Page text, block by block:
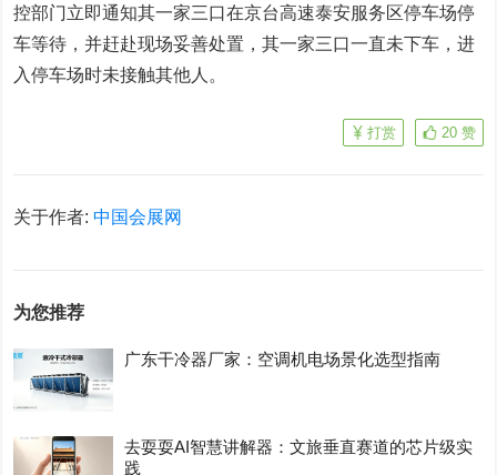
控部门立即通知其一家三口在京台高速泰安服务区停车场停
车等待，并赶赴现场妥善处置，其一家三口一直未下车，进
入停车场时未接触其他人。
20 赞
打赏
关于作者:中国会展网
为您推荐
广东干冷器厂家：空调机电场景化选型指南
去耍耍AI智慧讲解器：文旅垂直赛道的芯片级实
践